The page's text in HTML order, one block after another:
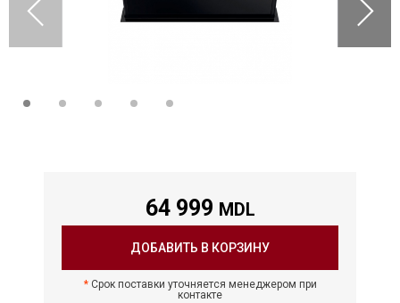
64 999 MDL
ДОБАВИТЬ В КОРЗИНУ
Срок поставки уточняется менеджером при
контакте